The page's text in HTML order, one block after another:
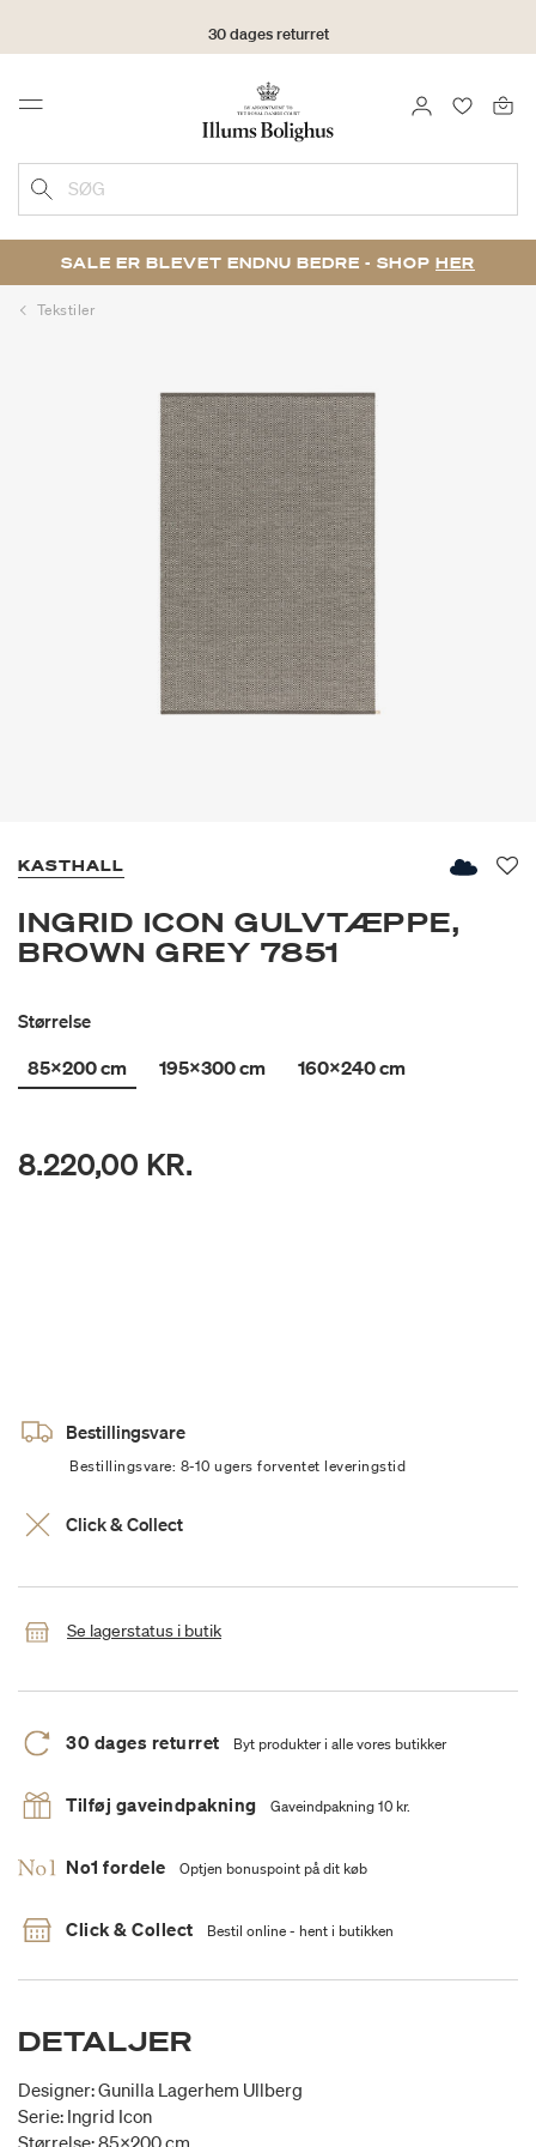
30 dages returret
Menu LOG IND
SØG
SALE ER BLEVET ENDNU BEDRE - SHOP HER
Tekstiler
KASTHALL
INGRID ICON GULVTÆPPE,
BROWN GREY 7851
Størrelse
85x200 cm
195x300 cm 160x240 cm
8.220,00 KR.
Bestillingsvare
Bestillingsvare: 8-10 ugers forventet leveringstid
Click & Collect
Se lagerstatus i butik
30 dages returret Byt produkter i alle vores butikker
Tilføj gaveindpakning Gaveindpakning 10 kr.
No1 fordele Optjen bonuspoint på dit køb
Click & Collect Bestil online - hent i butikken
DETALJER
Designer: Gunilla Lagerhem Ullberg
Serie: Ingrid Icon